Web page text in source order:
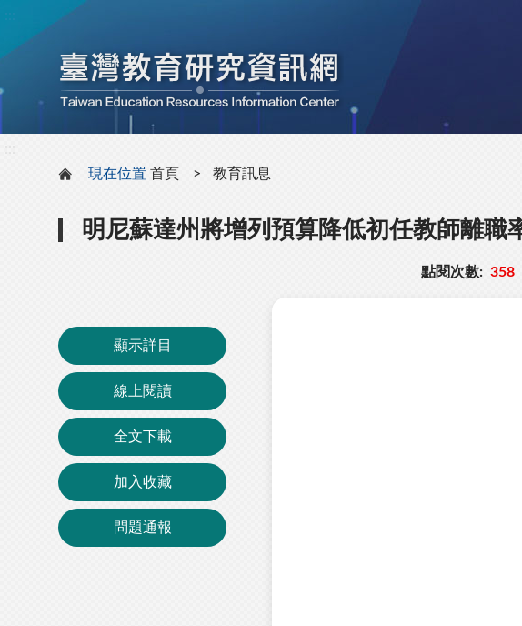
現在位置 首頁 教育訊息
明尼蘇達州將增列預算降低初任教師離
點閱次數: 358
顯示詳目
線上閱讀
全文下載
加入收藏
問題通報